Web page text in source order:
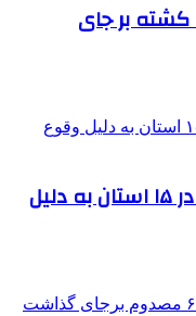
توفان استوایی در ماداگاسکار ۳ کشته بر جای
امدادرسانی به بیش از ۳ هزار نفر در ۱۵ استان به دلیل